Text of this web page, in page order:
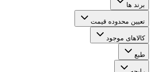
برند ها
تعیین محدوده قیمت
کالاهای موجود
طبع